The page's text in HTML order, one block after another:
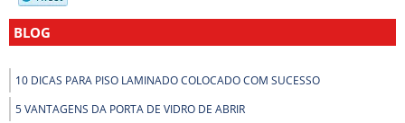
BLOG
10 DICAS PARA PISO LAMINADO COLOCADO COM SUCESSO
5 VANTAGENS DA PORTA DE VIDRO DE ABRIR